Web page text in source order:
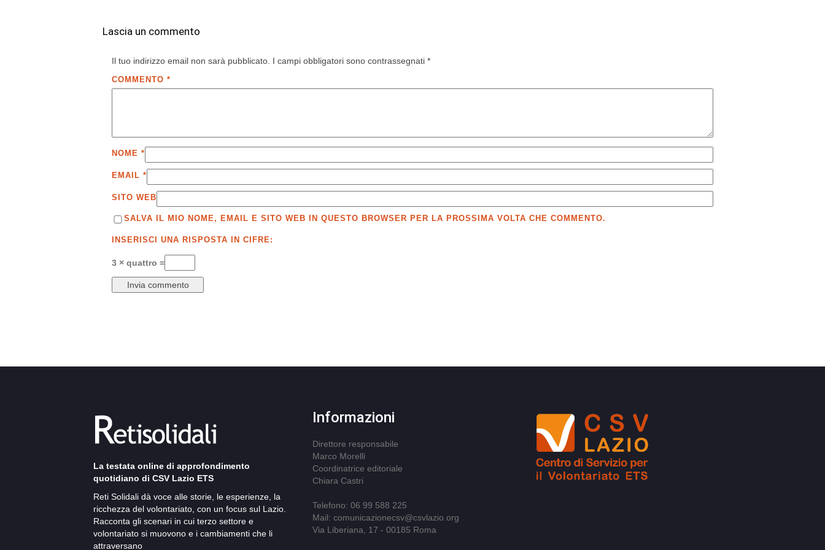
Lascia un commento
Il tuo indirizzo email non sarà pubblicato. I campi obbligatori sono contrassegnati *
COMMENTO *
NOME *
EMAIL *
SITO WEB
SALVA IL MIO NOME, EMAIL E SITO WEB IN QUESTO BROWSER PER LA PROSSIMA VOLTA CHE COMMENTO.
INSERISCI UNA RISPOSTA IN CIFRE:
3 × quattro =
La testata online di approfondimento
quotidiano di CSV Lazio ETS
Reti Solidali dà voce alle storie, le esperienze, la
ricchezza del volontariato, con un focus sul Lazio.
Racconta gli scenari in cui terzo settore e
volontariato si muovono e i cambiamenti che li
attraversano
Informazioni
Direttore responsabile
Marco Morelli
Coordinatrice editoriale
Chiara Castri
Telefono: 06 99 588 225
Mail: comunicazionecsv@csvlazio.org
Via Liberiana, 17 - 00185 Roma